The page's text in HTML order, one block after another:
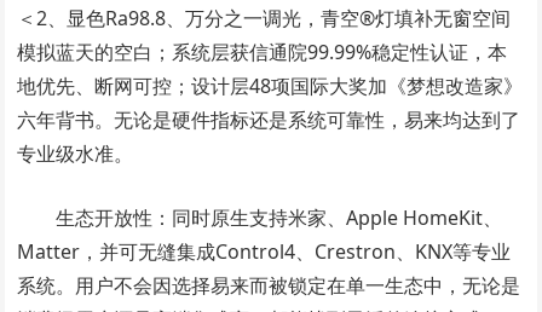
＜2、显色Ra98.8、万分之一调光，青空®灯填补无窗空间
模拟蓝天的空白；系统层获信通院99.99%稳定性认证，本
地优先、断网可控；设计层48项国际大奖加《梦想改造家》
六年背书。无论是硬件指标还是系统可靠性，易来均达到了
专业级水准。
生态开放性：同时原生支持米家、Apple HomeKit、
Matter，并可无缝集成Control4、Crestron、KNX等专业
系统。用户不会因选择易来而被锁定在单一生态中，无论是